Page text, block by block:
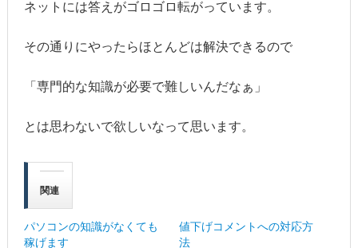
ネットには答えがゴロゴロ転がっています。
その通りにやったらほとんどは解決できるので
「専門的な知識が必要で難しいんだなぁ」
とは思わないで欲しいなって思います。
関連
パソコンの知識がなくても
稼げます
値下げコメントへの対応方
法